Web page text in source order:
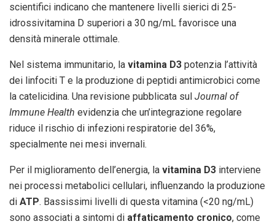
scientifici indicano che mantenere livelli sierici di 25-
idrossivitamina D superiori a 30 ng/mL favorisce una
densità minerale ottimale.
Nel sistema immunitario, la vitamina D3 potenzia l’attività
dei linfociti T e la produzione di peptidi antimicrobici come
la catelicidina. Una revisione pubblicata sul Journal of
Immune Health evidenzia che un’integrazione regolare
riduce il rischio di infezioni respiratorie del 36%,
specialmente nei mesi invernali.
Per il miglioramento dell’energia, la vitamina D3 interviene
nei processi metabolici cellulari, influenzando la produzione
di ATP. Bassissimi livelli di questa vitamina (<20 ng/mL)
sono associati a sintomi di affaticamento cronico, come